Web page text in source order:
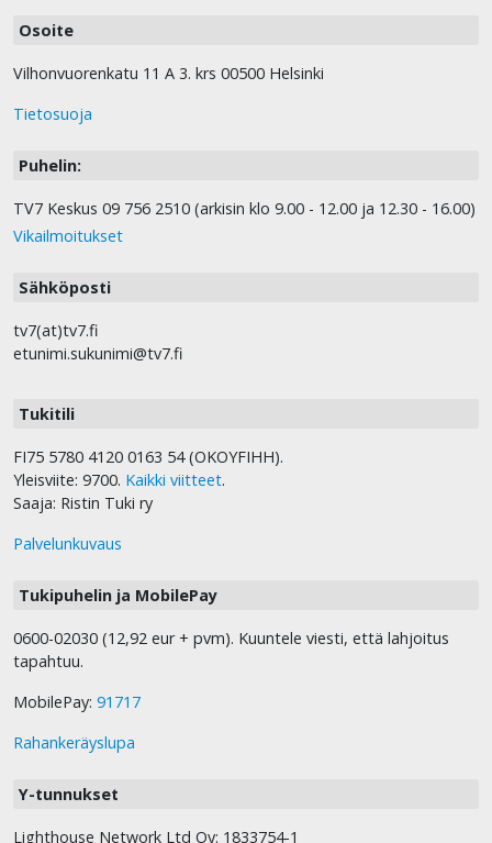
Osoite
Vilhonvuorenkatu 11 A 3. krs 00500 Helsinki
Tietosuoja
Puhelin:
TV7 Keskus 09 756 2510 (arkisin klo 9.00 - 12.00 ja 12.30 - 16.00)
Vikailmoitukset
Sähköposti
tv7(at)tv7.fi
etunimi.sukunimi@tv7.fi
Tukitili
FI75 5780 4120 0163 54 (OKOYFIHH).
Yleisviite: 9700. Kaikki viitteet.
Saaja: Ristin Tuki ry
Palvelunkuvaus
Tukipuhelin ja MobilePay
0600-02030 (12,92 eur + pvm). Kuuntele viesti, että lahjoitus
tapahtuu.
MobilePay: 91717
Rahankeräyslupa
Y-tunnukset
Lighthouse Network Ltd Oy: 1833754-1